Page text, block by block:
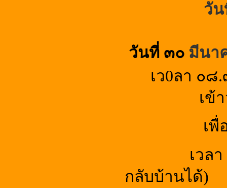
วั
วันที่ ๓๐ มีนา
เว0ลา ๐
เข้
เพื่
เวล
กลับบ้านได้)